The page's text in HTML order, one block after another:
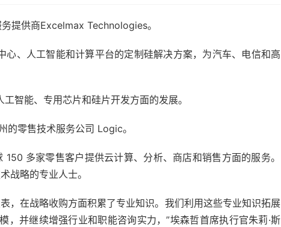
提供商Excelmax Technologies。
、人工智能和计算平台的定制硅解决方案，为汽车、电信和高
智能、专用芯片和硅片开发方面的发展。
的零售技术服务公司 Logic。
多家零售客户提供云计算、分析、商店和销售方面的服务。
战略的专业人士。
，在战略收购方面积累了专业知识。我们利用这些专业知识拓展
，并继续增强行业和职能咨询实力，”埃森哲首席执行官朱莉·斯